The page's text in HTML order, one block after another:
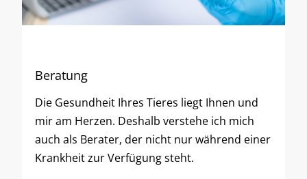
Beratung
Die Gesundheit Ihres Tieres liegt Ihnen und
mir am Herzen. Deshalb verstehe ich mich
auch als Berater, der nicht nur während einer
Krankheit zur Verfügung steht.